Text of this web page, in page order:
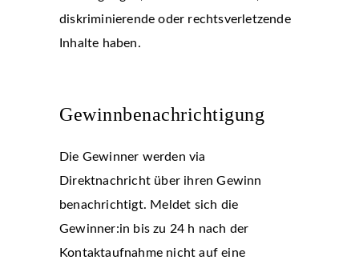
diskriminierende oder rechtsverletzende
Inhalte haben.
Gewinnbenachrichtigung
Die Gewinner werden via
Direktnachricht über ihren Gewinn
benachrichtigt. Meldet sich die
Gewinner:in bis zu 24 h nach der
Kontaktaufnahme nicht auf eine